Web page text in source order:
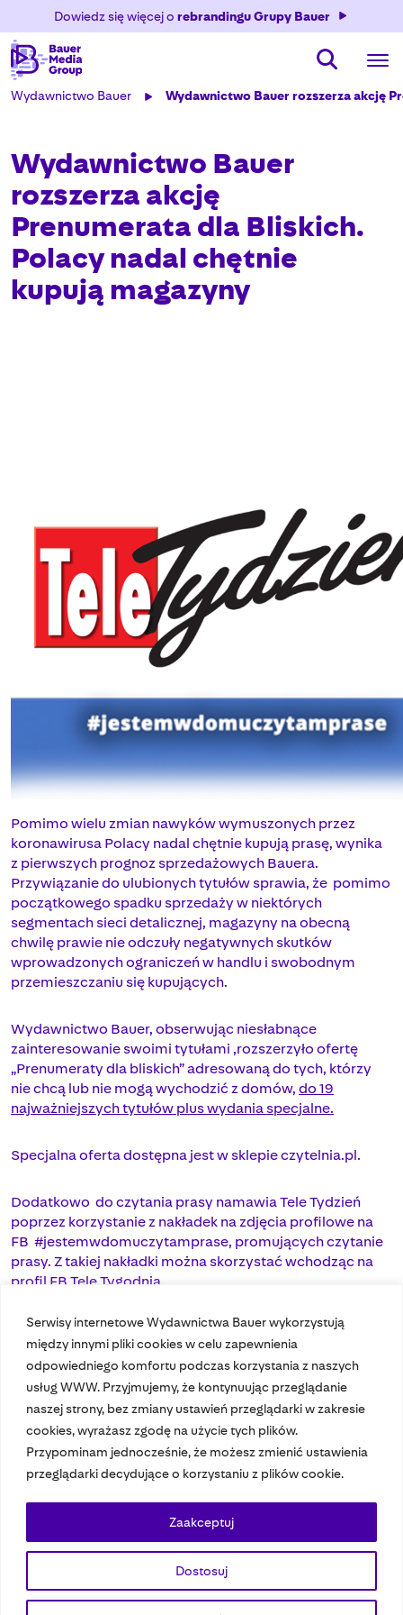
Serwisy internetowe Wydawnictwa Bauer wykorzystują
między innymi pliki cookies w celu zapewnienia
odpowiedniego komfortu podczas korzystania z naszych
usług WWW. Przyjmujemy, że kontynuując przeglądanie
naszej strony, bez zmiany ustawień przeglądarki w zakresie
cookies, wyrażasz zgodę na użycie tych plików.
Przypominam jednocześnie, że możesz zmienić ustawienia
przeglądarki decydujące o korzystaniu z plików cookie.
Dostosuj
Zaakceptuj
Dowiedz się więcej o rebrandingu Grupy Bauer
Wydawnictwo Bauer Wydawnictwo Bauer rozszerza akcję
Wydawnictwo Bauer
rozszerza akcję
Prenumerata dla Bliskich.
Polacy nadal chętnie
kupują magazyny
Pomimo wielu zmian nawyków wymuszonych przez
koronawirusa Polacy nadal chętnie kupują prasę, wynika
z pierwszych prognoz sprzedażowych Bauera.
Przywiązanie do ulubionych tytułów sprawia, że pomimo
początkowego spadku sprzedaży w niektórych
segmentach sieci detalicznej, magazyny na obecną
chwilę prawie nie odczuły negatywnych skutków
wprowadzonych ograniczeń w handlu i swobodnym
przemieszczaniu się kupujących.
Wydawnictwo Bauer, obserwując niesłabnące
zainteresowanie swoimi tytułami ,rozszerzyło ofertę
„Prenumeraty dla bliskich” adresowaną do tych, którzy
nie chcą lub nie mogą wychodzić z domów, do 19
najważniejszych tytułów plus wydania specjalne.
Specjalna oferta dostępna jest w sklepie czytelnia.pl.
Dodatkowo do czytania prasy namawia Tele Tydzień
poprzez korzystanie z nakładek na zdjęcia profilowe na
FB #jestemwdomuczytamprase, promujących czytanie
prasy. Z takiej nakładki można skorzystać wchodząc na
profil FB Tele Tygodnia.
Nasze czasopisma
Nasze strony
© 2023 Bauer Media Group, All Rights Reserved.
Polityka prywatnościDane osoboweWydawca EMFASpeak Up